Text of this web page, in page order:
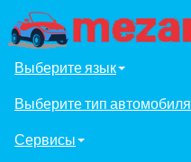
Выберите язык
Выберите тип автомобиля
Сервисы